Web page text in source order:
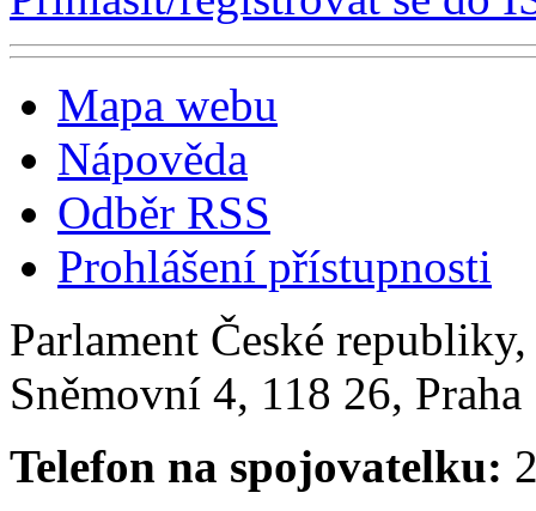
Mapa webu
Nápověda
Odběr RSS
Prohlášení přístupnosti
Parlament České
Sněmovní 4, 118 26,
Telefon na spojovatelku: